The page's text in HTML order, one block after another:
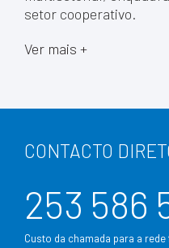
setor cooperativo.
Ver mais +
CONTACTO
253 586
Custo da chamada para a